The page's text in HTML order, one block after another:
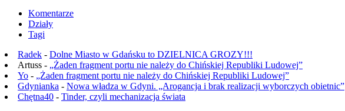
Komentarze
Działy
Tagi
Radek - Dolne Miasto w Gdańsku to DZIELNICA GROZY!!!
Artuss - „Żaden fragment portu nie należy do Chińskiej Republiki Ludowej”
Yo - „Żaden fragment portu nie należy do Chińskiej Republiki Ludowej”
Gdynianka - Nowa władza w Gdyni. „Arogancja i brak realizacji wyborczych obietnic”
Chętna40 - Tinder, czyli mechanizacja świata